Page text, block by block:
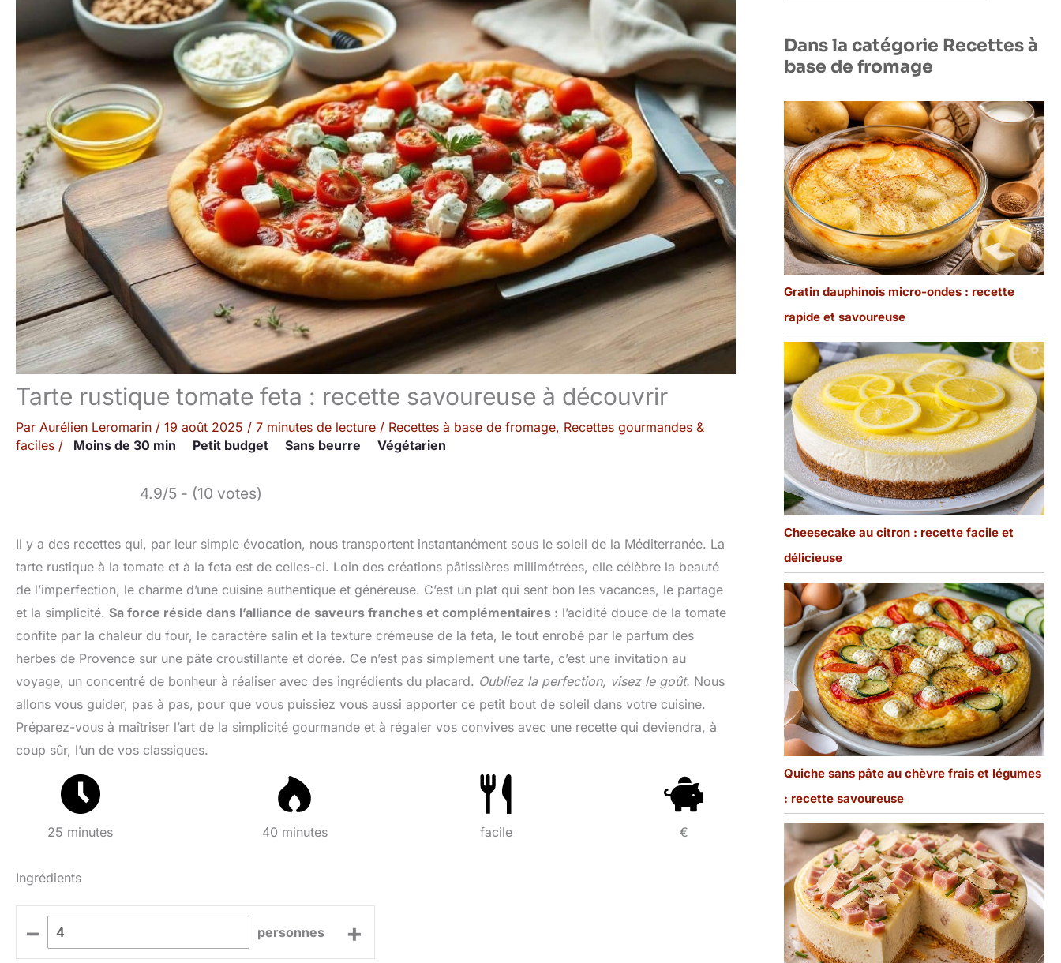
Tarte rustique tomate feta : recette savoureuse à découvrir
Par Aurélien Leromarin / 19 août 2025 / 7 minutes de lecture / Recettes à base de fromage, Recettes gourmandes &
faciles / Moins de 30 min Petit budget Sans beurre Végétarien
4.9/5 - (10 votes)
Il y a des recettes qui, par leur simple évocation, nous transportent instantanément sous le soleil de la Méditerranée. La
tarte rustique à la tomate et à la feta est de celles-ci. Loin des créations pâtissières millimétrées, elle célèbre la beauté
de l’imperfection, le charme d’une cuisine authentique et généreuse. C’est un plat qui sent bon les vacances, le partage
et la simplicité. Sa force réside dans l’alliance de saveurs franches et complémentaires : l’acidité douce de la tomate
confite par la chaleur du four, le caractère salin et la texture crémeuse de la feta, le tout enrobé par le parfum des
herbes de Provence sur une pâte croustillante et dorée. Ce n’est pas simplement une tarte, c’est une invitation au
voyage, un concentré de bonheur à réaliser avec des ingrédients du placard. Oubliez la perfection, visez le goût. Nous
allons vous guider, pas à pas, pour que vous puissiez vous aussi apporter ce petit bout de soleil dans votre cuisine.
Préparez-vous à maîtriser l’art de la simplicité gourmande et à régaler vos convives avec une recette qui deviendra, à
coup sûr, l’un de vos classiques.
25 minutes 40 minutes facile €
Ingrédients
– personnes +
Dans la catégorie Recettes à
base de fromage
Gratin dauphinois micro-ondes : recette
rapide et savoureuse
Cheesecake au citron : recette facile et
délicieuse
Quiche sans pâte au chèvre frais et légumes
: recette savoureuse